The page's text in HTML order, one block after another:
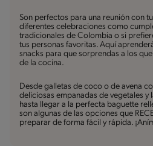
Son perfectos para una reunión con
diferentes celebraciones como
tradicionales de Colombia o si
tus personas favoritas. Aquí
snacks para que sorprendas a los
de la cocina.
Desde galletas de coco o de avena
deliciosas empanadas de vegetales y
hasta llegar a la perfecta baguette
son algunas de las opciones que
preparar de forma fácil y rápida.